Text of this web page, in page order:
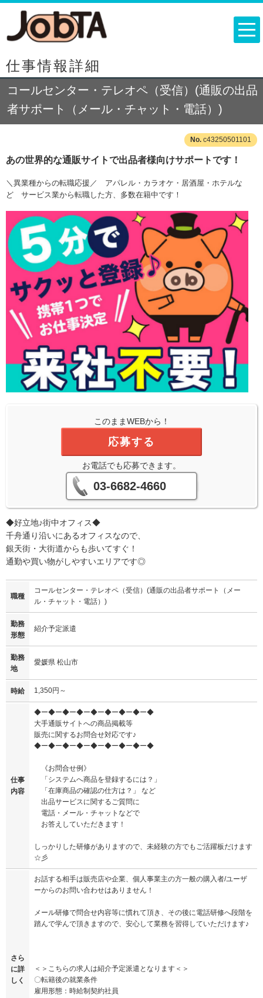
仕事情報詳細
コールセンター・テレオペ（受信）(通販の出品
者サポート（メール・チャット・電話）)
c43250501101
あの世界的な通販サイトで出品者様向けサポートです！
＼異業種からの転職応援／ アパレル・カラオケ・居酒屋・ホテルな
ど サービス業から転職した方、多数在籍中です！
このままWEBから！
応募する
お電話でも応募できます。
03-6682-4660
◆好立地♪街中オフィス◆
千舟通り沿いにあるオフィスなので、
銀天街・大街道からも歩いてすぐ！
通勤や買い物がしやすいエリアです◎
職種
コールセンター・テレオペ（受信）(通販の出品者サポート（メー
ル・チャット・電話）)
勤務
形態
紹介予定派遣
勤務
地
愛媛県 松山市
時給 1,350円～
仕事
内容
◆ー◆ー◆ー◆ー◆ー◆ー◆ー◆ー◆
大手通販サイトへの商品掲載等
販売に関するお問合せ対応です♪
◆ー◆ー◆ー◆ー◆ー◆ー◆ー◆ー◆
《お問合せ例》
「システムへ商品を登録するには？」
「在庫商品の確認の仕方は？」 など
出品サービスに関するご質問に
電話・メール・チャットなどで
お答えしていただきます！
しっかりした研修がありますので、未経験の方でもご活躍板だけます
☆彡
さら
に詳
しく
お話する相手は販売店や企業、個人事業主の方一般の購入者/ユーザ
ーからのお問い合わせはありません！
メール研修で問合せ内容等に慣れて頂き、その後に電話研修へ段階を
踏んで学んで頂きますので、安心して業務を習得していただけます♪
＜＞こちらの求人は紹介予定派遣となります＜＞
〇転籍後の就業条件
雇用形態：時給制契約社員